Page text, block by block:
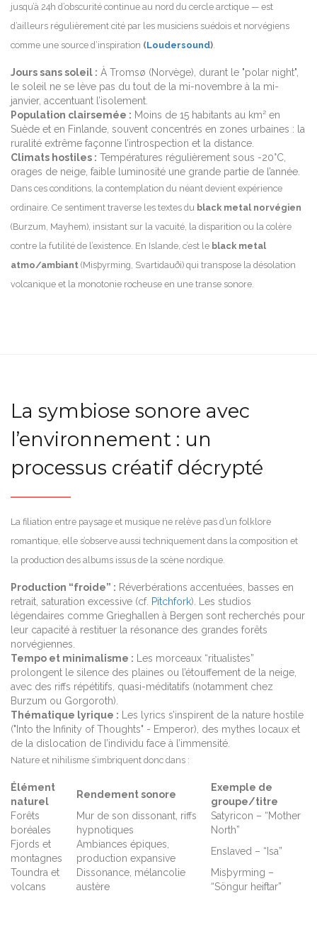
jusqu’à 24h d’obscurité continue au nord du cercle arctique — est
d’ailleurs régulièrement cité par les musiciens suédois et norvégiens
comme une source d’inspiration (Loudersound)
Jours sans soleil : À Tromsø (Norvège), durant le "polar night",
le soleil ne se lève pas du tout de la mi-novembre à la mi-
janvier, accentuant l’isolement.
Population clairsemée : Moins de 15 habitants au km² en
Suède et en Finlande, souvent concentrés en zones urbaines : la
ruralité extrême façonne l’introspection et la distance.
Climats hostiles : Températures régulièrement sous -20°C,
orages de neige, faible luminosité une grande partie de l’année.
Dans ces conditions, la contemplation du néant devient expérience
ordinaire. Ce sentiment traverse les textes du black metal norvégien
(Burzum, Mayhem), insistant sur la vacuité, la disparition ou la colère
contre la futilité de l’existence. En Islande, c’est le black metal
atmo/ambiant (Misþyrming, Svartidauði) qui transpose la désolation
volcanique et la monotonie rocheuse en une transe sonore.
La symbiose sonore avec
l’environnement : un
processus créatif décrypté
La filiation entre paysage et musique ne relève pas d’un folklore
romantique, elle s’observe aussi techniquement dans la composition et
la production des albums issus de la scène nordique.
Production “froide” : Réverbérations accentuées, basses en
retrait, saturation excessive (cf. Pitchfork). Les studios
légendaires comme Grieghallen à Bergen sont recherchés pour
leur capacité à restituer la résonance des grandes forêts
norvégiennes.
Tempo et minimalisme : Les morceaux “ritualistes”
prolongent le silence des plaines ou l’étouffement de la neige,
avec des riffs répétitifs, quasi-méditatifs (notamment chez
Burzum ou Gorgoroth).
Thématique lyrique : Les lyrics s’inspirent de la nature hostile
("Into the Infinity of Thoughts" - Emperor), des mythes locaux et
de la dislocation de l’individu face à l’immensité.
Nature et nihilisme s’imbriquent donc dans :
Élément
naturel
Rendement sonore
Exemple de
groupe/titre
Forêts
boréales
Mur de son dissonant, riffs
hypnotiques
Satyricon – “Mother
North”
Fjords et
montagnes
Ambiances épiques,
production expansive
Enslaved – “Isa”
Toundra et
volcans
Dissonance, mélancolie
austère
Misþyrming –
“Söngur heiftar”